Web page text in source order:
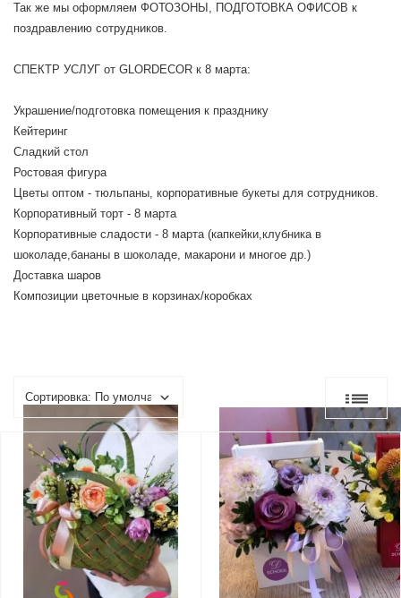
Так же мы оформляем ФОТОЗОНЫ, ПОДГОТОВКА ОФИСОВ к
поздравлению сотрудников.
СПЕКТР УСЛУГ от GLORDECOR к 8 марта:
Украшение/подготовка помещения к празднику
Кейтеринг
Сладкий стол
Ростовая фигура
Цветы оптом - тюльпаны, корпоративные букеты для сотрудников.
Корпоративный торт - 8 марта
Корпоративные сладости - 8 марта (капкейки,клубника в
шоколаде,бананы в шоколаде, макарони и многое др.)
Доставка шаров
Композиции цветочные в корзинах/коробках